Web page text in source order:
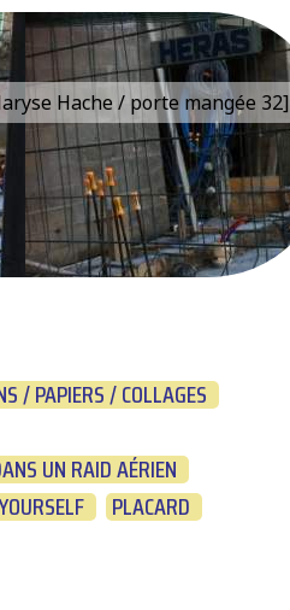
Hache / porte mangée 32]
/ PAPIERS / COLLAGES
UN RAID AÉRIEN
PLACARD